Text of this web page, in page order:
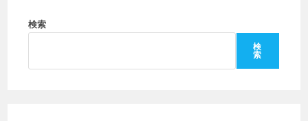
入
ン
ト
だ
検索
検
索